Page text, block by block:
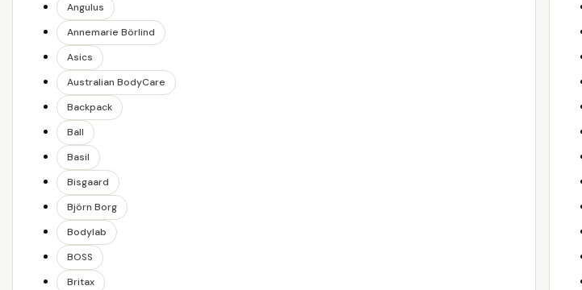
Angulus
Annemarie Börlind
Asics
Australian BodyCare
Backpack
Ball
Basil
Bisgaard
Björn Borg
Bodylab
BOSS
Britax